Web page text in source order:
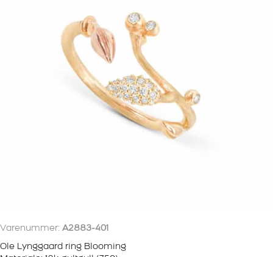
Varenummer: A2883-401
Ole Lynggaard ring Blooming